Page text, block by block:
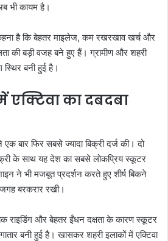
भी कायम है।
है कि बेहतर माइलेज, कम रखरखाव खर्च और
की बड़ी वजह बने हुए हैं। ग्रामीण और शहरी
स्थिर बनी हुई है।
का दबदबा
एक बार फिर सबसे ज्यादा बिक्री दर्ज की। दो
के साथ यह देश का सबसे लोकप्रिय स्कूटर
ने भी मजबूत प्रदर्शन करते हुए शीर्ष बिकने
बरकरार रखी।
राइडिंग और बेहतर ईंधन दक्षता के कारण स्कूटर
बनी हुई है। खासकर शहरी इलाकों में एक्टिवा